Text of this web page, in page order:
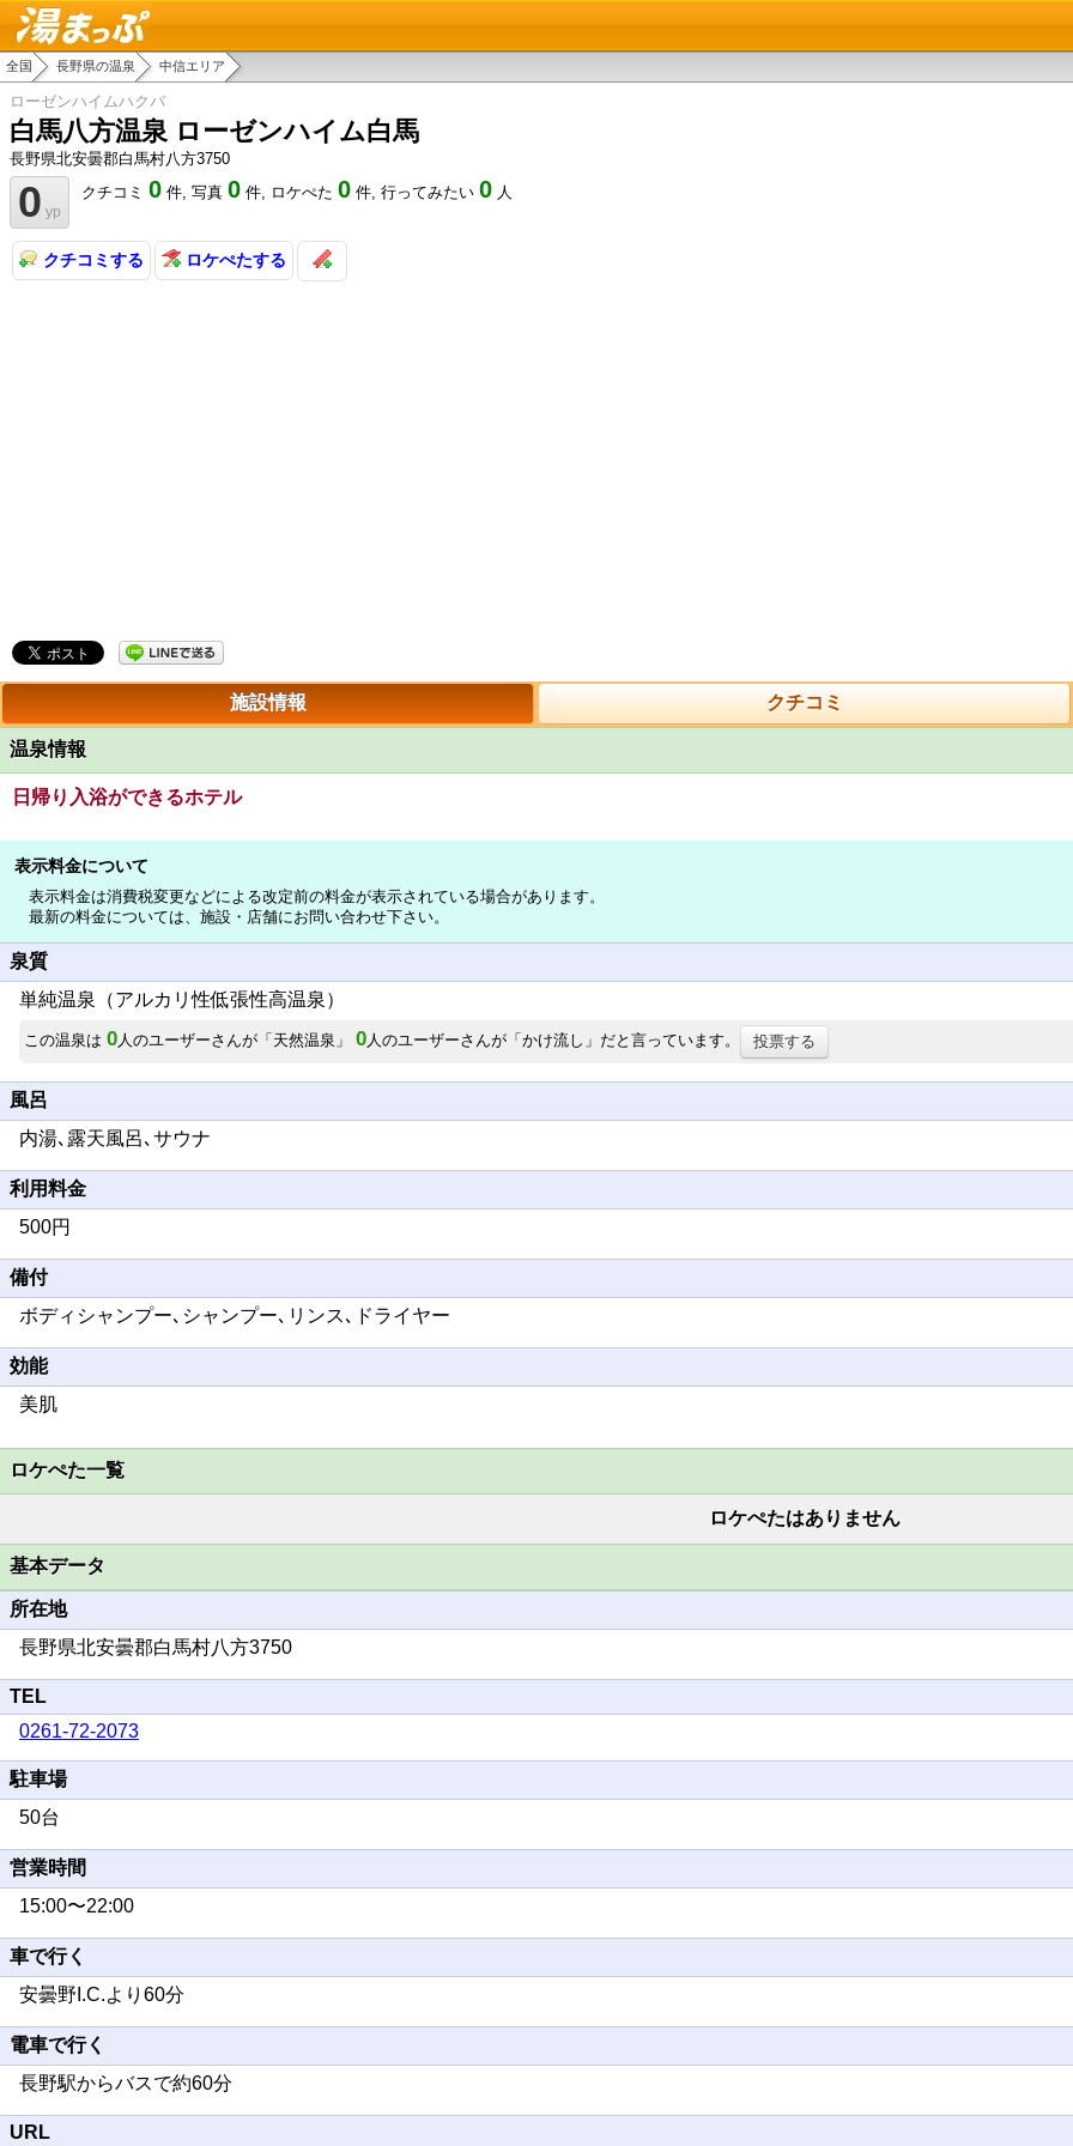
全国 長野県の温泉 中信エリア
ローゼンハイムハクバ
白馬八方温泉 ローゼンハイム白馬
長野県北安曇郡白馬村八方3750
0 yp
クチコミ 0 件, 写真 0 件, ロケぺた 0 件, 行ってみたい 0 人
クチコミする ロケぺたする
施設情報 クチコミ
温泉情報
日帰り入浴ができるホテル
表示料金について
表示料金は消費税変更などによる改定前の料金が表示されている場合があります。
最新の料金については、施設・店舗にお問い合わせ下さい。
泉質
単純温泉（アルカリ性低張性高温泉）
この温泉は 0人のユーザーさんが「天然温泉」 0人のユーザーさんが「かけ流し」だと言っています。 投票する
風呂
内湯､露天風呂､サウナ
利用料金
500円
備付
ボディシャンプー､シャンプー､リンス､ドライヤー
効能
美肌
ロケぺた一覧
ロケぺたはありません
基本データ
所在地
長野県北安曇郡白馬村八方3750
TEL
0261-72-2073
駐車場
50台
営業時間
15:00〜22:00
車で行く
安曇野I.C.より60分
電車で行く
長野駅からバスで約60分
URL